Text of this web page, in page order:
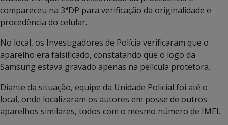
compareceu na 3ªDP para verificação da originalidade e
procedência do celular.
No local, os Investigadores de Polícia verificaram que o
aparelho era falsificado, constatando que o logo da
Samsung estava gravado apenas na película protetora.
Diante da situação, equipe da Unidade Policial foi até o
local, onde localizaram os autores em posse de outros
aparelhos similares, todos com o mesmo número de IMEI.